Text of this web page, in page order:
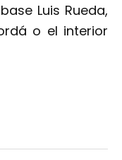
Luis Rueda,
o el interior